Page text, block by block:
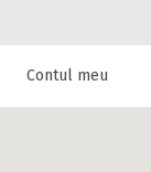
cazare la
Contul meu